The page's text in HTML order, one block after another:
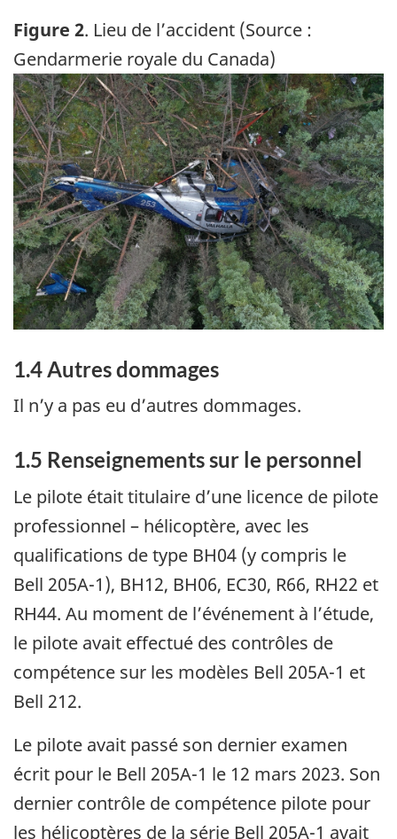
Figure 2. Lieu de l’accident (Source :
Gendarmerie royale du Canada)
Image
1.4Autres dommages
Il n’y a pas eu d’autres dommages.
1.5 Renseignements sur le personnel
Le pilote était titulaire d’une licence de pilote
professionnel – hélicoptère, avec les
qualifications de type BH04 (y compris le
Bell 205A-1), BH12, BH06, EC30, R66, RH22 et
RH44. Au moment de l’événement à l’étude,
le pilote avait effectué des contrôles de
compétence sur les modèles Bell 205A-1 et
Bell 212.
Le pilote avait passé son dernier examen
écrit pour le Bell 205A-1 le 12 mars 2023. Son
dernier contrôle de compétence pilote pour
les hélicoptères de la série Bell 205A-1 avait